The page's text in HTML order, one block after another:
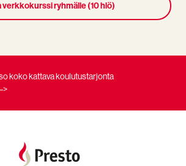
verkkokurssi ryhmälle (10 hlö)
koko kattava koulutustarjonta